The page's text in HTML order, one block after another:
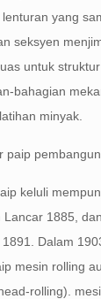
yang
seksyen
untuk struktur
bahagian
minyak.
paip
keluli
Lancar 1885,
Dalam
mesin rolling
rolling).